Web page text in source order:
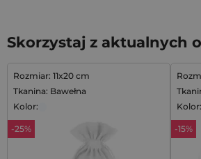
Skorzystaj z aktualnych
Rozmiar: 11x20 cm
Tkanina: Bawełna
Kolor:
-25%
Kolor:
-15%